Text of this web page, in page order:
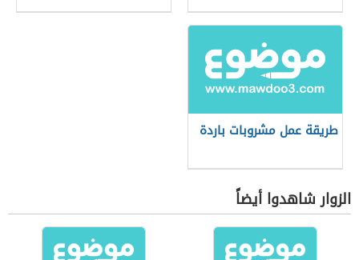
طريقة عمل مشروبات باردة
الزوار شاهدوا أيضاً